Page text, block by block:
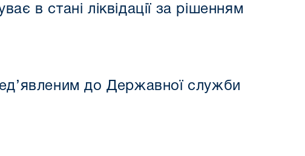
в стані ліквідації за рішенням
до Державної служби